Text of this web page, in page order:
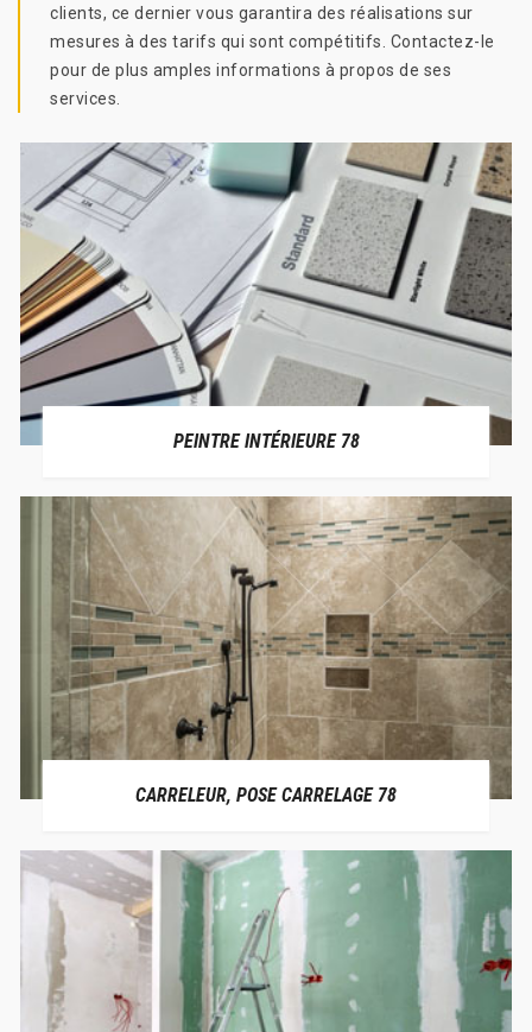
clients, ce dernier vous garantira des réalisations sur
mesures à des tarifs qui sont compétitifs. Contactez-le
pour de plus amples informations à propos de ses
services.
PEINTRE INTÉRIEURE 78
CARRELEUR, POSE CARRELAGE 78